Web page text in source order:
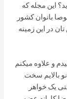
این مجله که
بانوان کشور
در این زمینه
و علاوه میکنم
بالایم سخت
یک خواهر